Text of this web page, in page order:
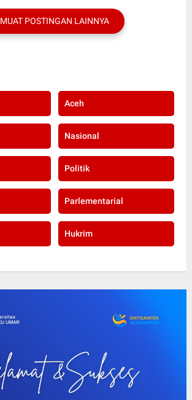
MUAT POSTINGAN LAINNYA
Aceh
Nasional
Politik
Parlementarial
Hukrim